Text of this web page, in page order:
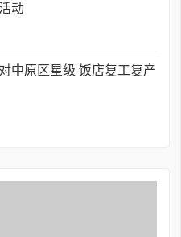
动
中原区星级 饭店复工复产